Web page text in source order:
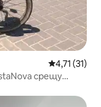
Средна
4,71 (31)
срещу